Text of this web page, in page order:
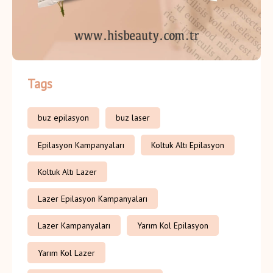
Tags
buz epilasyon buz laser
Epilasyon Kampanyaları Koltuk Altı Epilasyon
Koltuk Altı Lazer
Lazer Epilasyon Kampanyaları
Lazer Kampanyaları Yarım Kol Epilasyon
Yarım Kol Lazer